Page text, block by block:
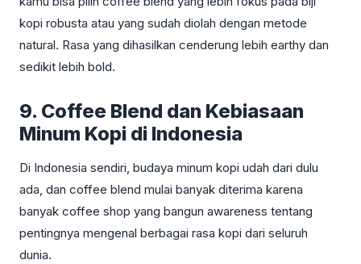
kopi robusta atau yang sudah diolah dengan metode
natural. Rasa yang dihasilkan cenderung lebih earthy dan
sedikit lebih bold.
9. Coffee Blend dan Kebiasaan
Minum Kopi di Indonesia
Di Indonesia sendiri, budaya minum kopi udah dari dulu
ada, dan coffee blend mulai banyak diterima karena
banyak coffee shop yang bangun awareness tentang
pentingnya mengenal berbagai rasa kopi dari seluruh
dunia.